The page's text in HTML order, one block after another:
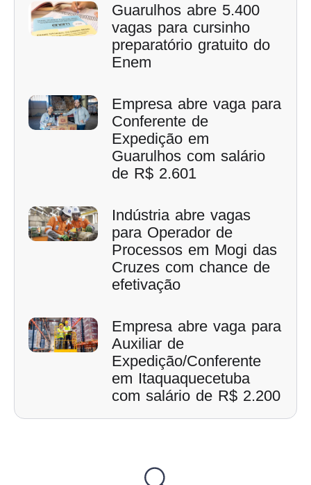
Guarulhos abre 5.400
vagas para cursinho
preparatório gratuito do
Enem
Empresa abre vaga para
Conferente de
Expedição em
Guarulhos com salário
de R$ 2.601
Indústria abre vagas
para Operador de
Processos em Mogi das
Cruzes com chance de
efetivação
Empresa abre vaga para
Auxiliar de
Expedição/Conferente
em Itaquaquecetuba
com salário de R$ 2.200